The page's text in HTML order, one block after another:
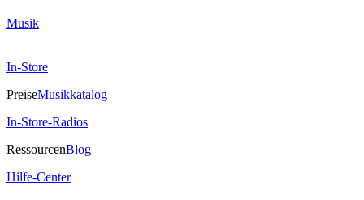
Musik
In-Store
PreiseMusikkatalog
In-Store-Radios
RessourcenBlog
Hilfe-Center